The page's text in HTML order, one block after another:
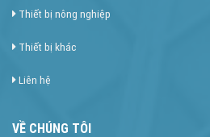
Thiết bị nông nghiệp
Thiết bị khác
Liên hệ
VỀ CHÚNG TÔI